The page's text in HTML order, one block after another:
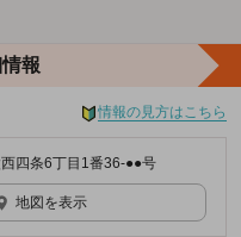
報
情報の見方はこちら
四条6丁目1番36-●●号
地図を表示